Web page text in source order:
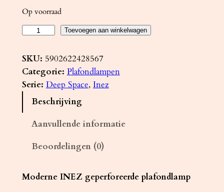
Op voorraad
a
f
o
I
Toevoegen aan winkelwagen
SKU: 5902622428567
Categorie: Plafondlampen
Serie: Deep Space, Inez
Beschrijving
Aanvullende informatie
Beoordelingen (0)
Moderne INEZ geperforeerde plafondlamp